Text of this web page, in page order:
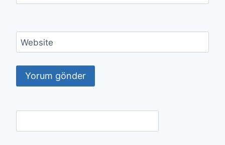
Website